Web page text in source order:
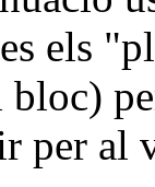
els
bloc)
per al